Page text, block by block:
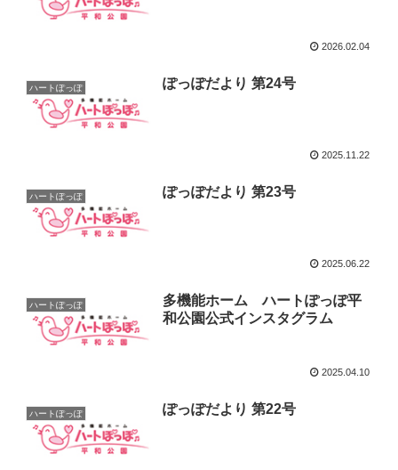
2026.02.04
ハートぽっぽ ぽっぽだより 第24号
2025.11.22
ハートぽっぽ ぽっぽだより 第23号
2025.06.22
ハートぽっぽ
多機能ホーム ハートぽっぽ平
和公園公式インスタグラム
2025.04.10
ハートぽっぽ ぽっぽだより 第22号